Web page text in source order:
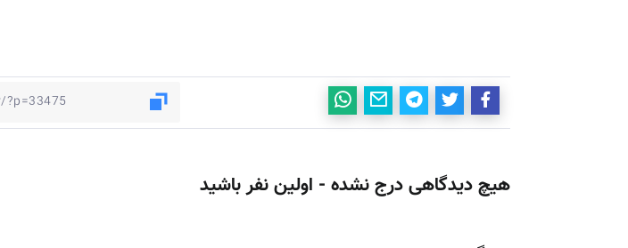
هیچ دیدگاهی درج نشده - اولین نفر باشید